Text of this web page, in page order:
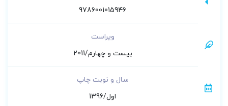
9786001015946
ویراست
بیست و چهارم/2011
سال و نوبت چاپ
اول/1396